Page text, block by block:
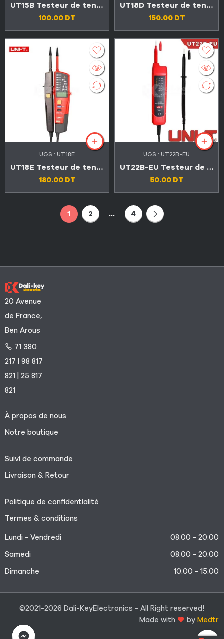
UT15B Testeur de tension multifonction étanche avec torche intégrée.
100.00 DT
UT18D Testeur de tension et de continuité de plage automatique
150.00 DT
UGS : UT18E
UT18E Testeur de tension et de continuité
180.00 DT
UGS : UT22B-EU
UT22B-EU Testeur de tension
50.00 DT
1 2 … 4
20 Avenue
de France,
Ben Arous
71 380
217 | 98 817
821 | 25 817
821
À propos de nous
Notre boutique
Suivi de commande
Livraison & Retour
Politique de confidentialité
Termes & conditions
Lundi - Vendredi
08:00 - 20:00
Samedi
08:00 - 20:00
Dimanche
10:00 - 15:00
©2021-2026 Dali-KeyElectronics - All Right reserved!
Made with
by Medtr